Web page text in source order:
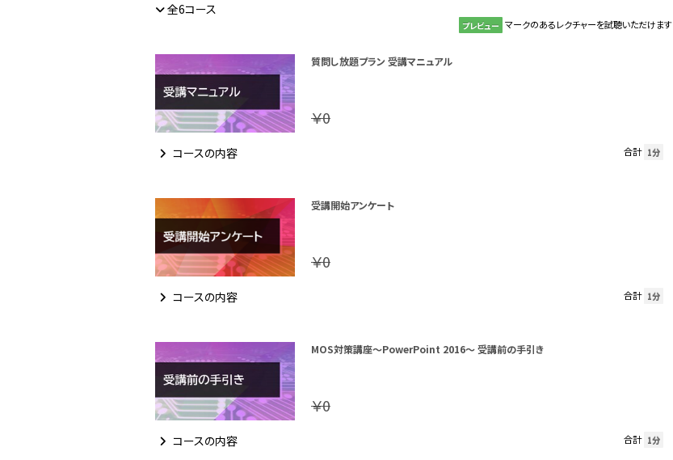
全6コース
プレビュー マークのあるレクチャーを試聴いただけます
質問し放題プラン 受講マニュアル
￥0
コースの内容 合計 1分
受講開始アンケート
￥0
コースの内容 合計 1分
MOS対策講座～PowerPoint 2016～ 受講前の手引き
￥0
コースの内容 合計 1分